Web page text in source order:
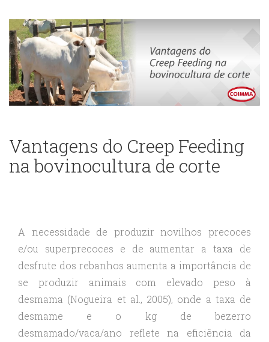
Vantagens do Creep Feeding
na bovinocultura de corte
A necessidade de produzir novilhos precoces
e/ou superprecoces e de aumentar a taxa de
desfrute dos rebanhos aumenta a importância de
se produzir animais com elevado peso à
desmama (Nogueira et al., 2005), onde a taxa de
desmame e o kg de bezerro
desmamado/vaca/ano reflete na eficiência da